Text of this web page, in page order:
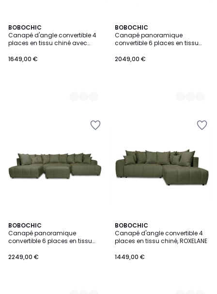
BOBOCHIC
Canapé d'angle convertible 4
places en tissu chiné avec
1649,00 €
8
Couleurs
BOBOCHIC
Canapé panoramique
convertible 6 places en tissu
2049,00 €
8
Couleurs
BOBOCHIC
Canapé panoramique
convertible 6 places en tissu
2249,00 €
8
Couleurs
BOBOCHIC
Canapé d'angle convertible 4
places en tissu chiné, ROXELANE
1449,00 €
8
Couleurs